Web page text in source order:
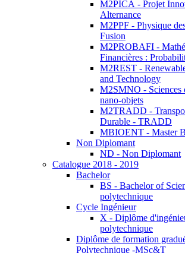
M2PICA - Projet
Alternance
M2PPF - Physique
Fusion
M2PROBAFI -
Financières :
M2REST -
and Technology
M2SMNO - Sciences
nano-objets
M2TRADD -
Durable - TRADD
MBIOENT - Master
Non Diplomant
ND - Non Diplomant
Catalogue 2018 - 2019
Bachelor
BS - Bachelor of
polytechnique
Cycle Ingénieur
X - Diplôme
polytechnique
Diplôme de formation
Polytechnique -MSc&T